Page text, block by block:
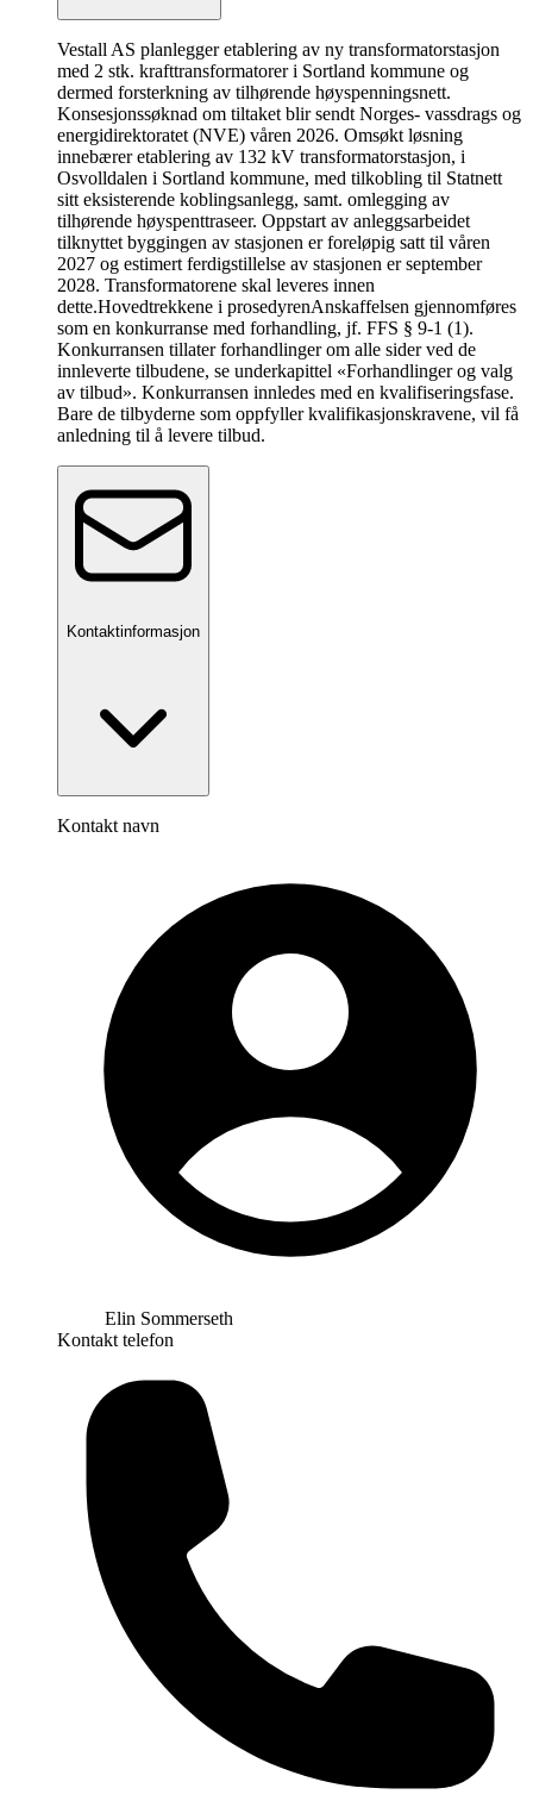
Vestall AS planlegger etablering av ny transformatorstasjon
med 2 stk. krafttransformatorer i Sortland kommune og
dermed forsterkning av tilhørende høyspenningsnett.
Konsesjonssøknad om tiltaket blir sendt Norges- vassdrags og
energidirektoratet (NVE) våren 2026. Omsøkt løsning
innebærer etablering av 132 kV transformatorstasjon, i
Osvolldalen i Sortland kommune, med tilkobling til Statnett
sitt eksisterende koblingsanlegg, samt. omlegging av
tilhørende høyspenttraseer. Oppstart av anleggsarbeidet
tilknyttet byggingen av stasjonen er foreløpig satt til våren
2027 og estimert ferdigstillelse av stasjonen er september
2028. Transformatorene skal leveres innen
dette.Hovedtrekkene i prosedyrenAnskaffelsen gjennomføres
som en konkurranse med forhandling, jf. FFS § 9-1 (1).
Konkurransen tillater forhandlinger om alle sider ved de
innleverte tilbudene, se underkapittel «Forhandlinger og valg
av tilbud». Konkurransen innledes med en kvalifiseringsfase.
Bare de tilbyderne som oppfyller kvalifikasjonskravene, vil få
anledning til å levere tilbud.
Kontaktinformasjon
Kontakt navn
Elin Sommerseth
Kontakt telefon